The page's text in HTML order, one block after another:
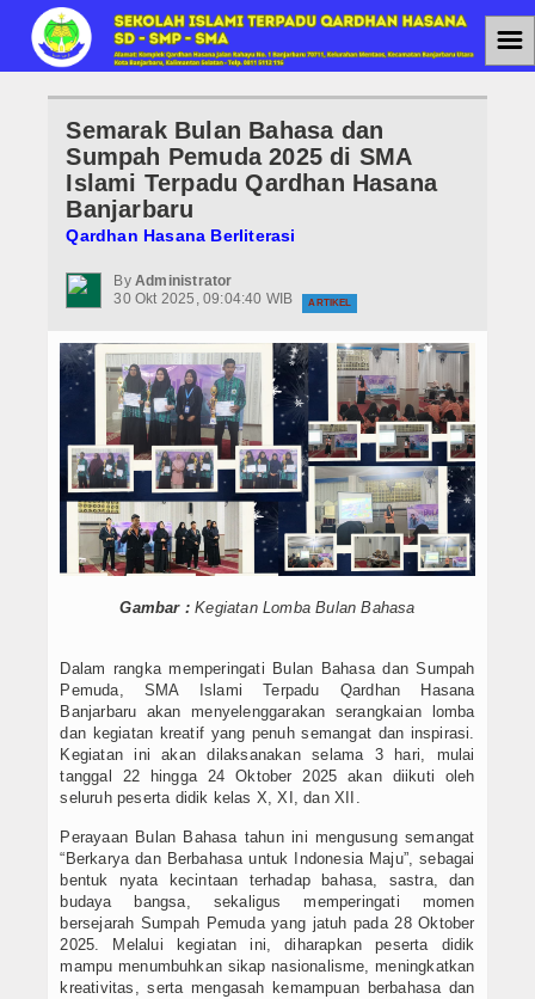
Home
Jenjang Pendidikan
SMAIT
SMPIT
Berita
Agenda
PPDB
PPDB SMAIT
PPDB SMPIT
PPDB SDIT
Foto & Video
Album Foto
Koleksi Video
Hubungi Kami
Struktur Yayasan
Sejarah Yayasan
☰
Semarak Bulan Bahasa dan
Sumpah Pemuda 2025 di SMA
Islami Terpadu Qardhan Hasana
Banjarbaru
Qardhan Hasana Berliterasi
By Administrator
30 Okt 2025, 09:04:40 WIB
ARTIKEL
Gambar : Kegiatan Lomba Bulan Bahasa
Dalam rangka memperingati Bulan Bahasa dan Sumpah
Pemuda, SMA Islami Terpadu Qardhan Hasana
Banjarbaru akan menyelenggarakan serangkaian lomba
dan kegiatan kreatif yang penuh semangat dan inspirasi.
Kegiatan ini akan dilaksanakan selama 3 hari, mulai
tanggal 22 hingga 24 Oktober 2025 akan diikuti oleh
seluruh peserta didik kelas X, XI, dan XII.
Perayaan Bulan Bahasa tahun ini mengusung semangat
“Berkarya dan Berbahasa untuk Indonesia Maju”, sebagai
bentuk nyata kecintaan terhadap bahasa, sastra, dan
budaya bangsa, sekaligus memperingati momen
bersejarah Sumpah Pemuda yang jatuh pada 28 Oktober
2025. Melalui kegiatan ini, diharapkan peserta didik
mampu menumbuhkan sikap nasionalisme, meningkatkan
kreativitas, serta mengasah kemampuan berbahasa dan